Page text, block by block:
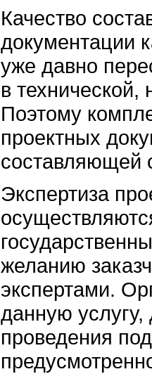
Качество
документации
уже давно
в технической,
Поэтому
проектных
составляющей
Экспертиза
желанию
экспертами.
данную
проведения